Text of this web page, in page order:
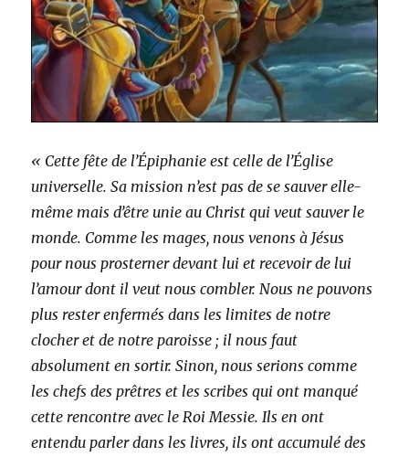
« Cette fête de l’Épiphanie est celle de l’Église
universelle. Sa mission n’est pas de se sauver elle-
même mais d’être unie au Christ qui veut sauver le
monde. Comme les mages, nous venons à Jésus
pour nous prosterner devant lui et recevoir de lui
l’amour dont il veut nous combler. Nous ne pouvons
plus rester enfermés dans les limites de notre
clocher et de notre paroisse ; il nous faut
absolument en sortir. Sinon, nous serions comme
les chefs des prêtres et les scribes qui ont manqué
cette rencontre avec le Roi Messie. Ils en ont
entendu parler dans les livres, ils ont accumulé des